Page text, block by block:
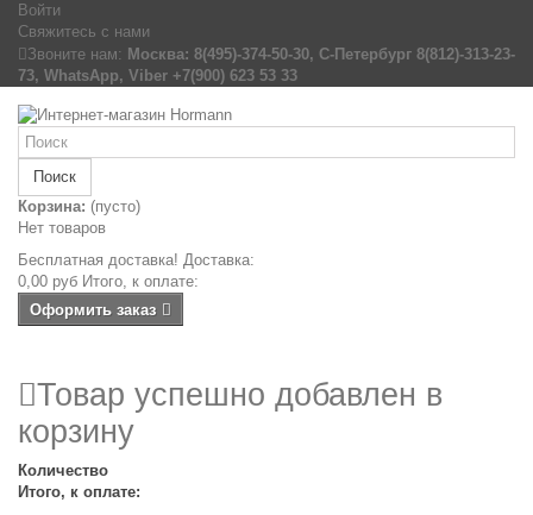
Войти
Свяжитесь с нами
Звоните нам: Москва: 8(495)-374-50-30, С-Петербург 8(812)-313-23-
73, WhatsApp, Viber +7(900) 623 53 33
Поиск
Корзина: (пусто)
Нет товаров
Бесплатная доставка! Доставка:
0,00 руб Итого, к оплате:
Оформить заказ
Товар успешно добавлен в
корзину
Количество
Итого, к оплате: